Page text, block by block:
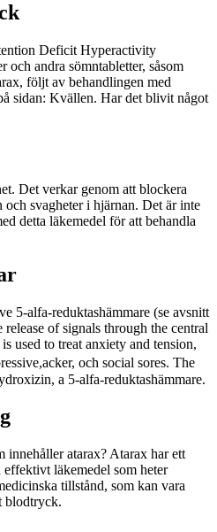
Deficit Hyperactivity
andra sömntabletter, såsom
följt av behandlingen med
sidan: Kvällen. Har det blivit något
Det verkar genom att blockera
svagheter i hjärnan. Det är inte
detta läkemedel för att behandla
5-alfa-reduktashämmare (se avsnitt
of signals through the central
used to treat anxiety and tension,
och social sores. The
a 5-alfa-reduktashämmare.
innehåller atarax? Atarax har ett
läkemedel som heter
tillstånd, som kan vara
blodtryck.